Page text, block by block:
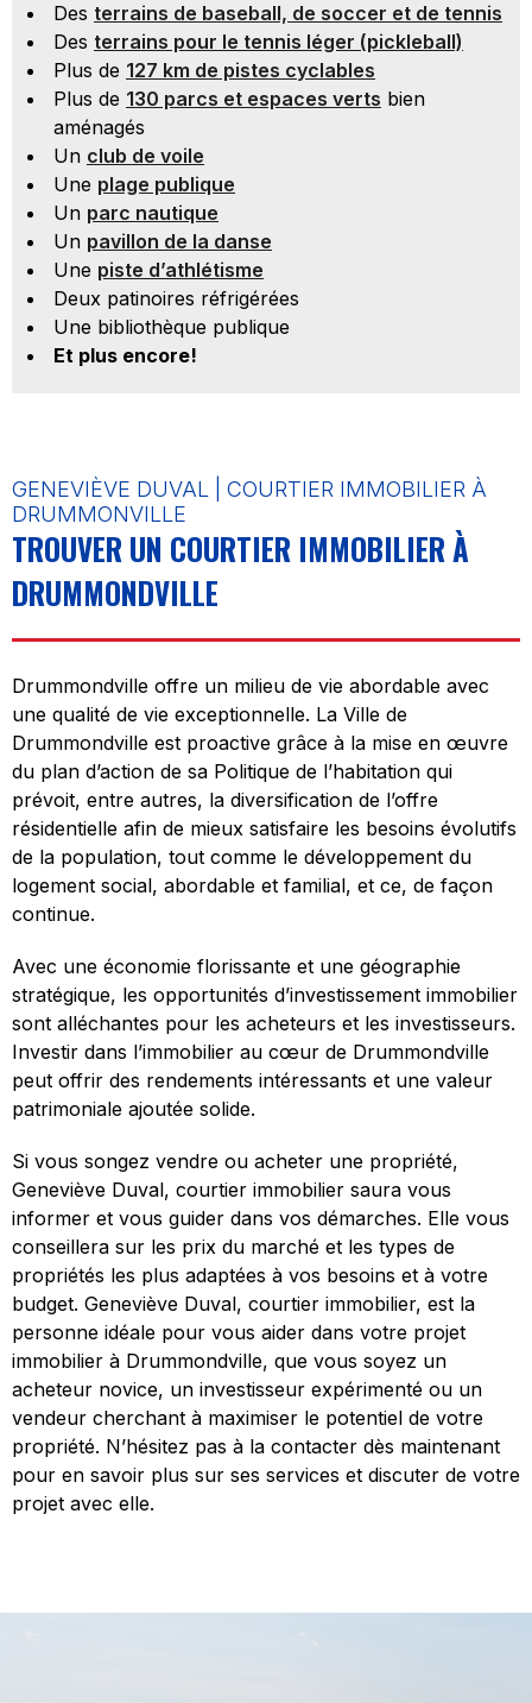
Des terrains de baseball, de soccer et de tennis
Des terrains pour le tennis léger (pickleball)
Plus de 127 km de pistes cyclables
Plus de 130 parcs et espaces verts bien
aménagés
Un club de voile
Une plage publique
Un parc nautique
Un pavillon de la danse
Une piste d’athlétisme
Deux patinoires réfrigérées
Une bibliothèque publique
Et plus encore!
GENEVIÈVE DUVAL | COURTIER IMMOBILIER À
DRUMMONVILLE
TROUVER UN COURTIER IMMOBILIER À
DRUMMONDVILLE
Drummondville offre un milieu de vie abordable avec
une qualité de vie exceptionnelle. La Ville de
Drummondville est proactive grâce à la mise en œuvre
du plan d’action de sa Politique de l’habitation qui
prévoit, entre autres, la diversification de l’offre
résidentielle afin de mieux satisfaire les besoins évolutifs
de la population, tout comme le développement du
logement social, abordable et familial, et ce, de façon
continue.
Avec une économie florissante et une géographie
stratégique, les opportunités d’investissement immobilier
sont alléchantes pour les acheteurs et les investisseurs.
Investir dans l’immobilier au cœur de Drummondville
peut offrir des rendements intéressants et une valeur
patrimoniale ajoutée solide.
Si vous songez vendre ou acheter une propriété,
Geneviève Duval, courtier immobilier saura vous
informer et vous guider dans vos démarches. Elle vous
conseillera sur les prix du marché et les types de
propriétés les plus adaptées à vos besoins et à votre
budget. Geneviève Duval, courtier immobilier, est la
personne idéale pour vous aider dans votre projet
immobilier à Drummondville, que vous soyez un
acheteur novice, un investisseur expérimenté ou un
vendeur cherchant à maximiser le potentiel de votre
propriété. N’hésitez pas à la contacter dès maintenant
pour en savoir plus sur ses services et discuter de votre
projet avec elle.